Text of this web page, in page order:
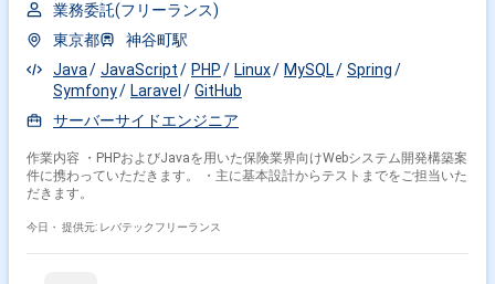
業務委託(フリーランス)
東京都
神谷町駅
Java
JavaScript PHP Linux MySQL
Spring
Symfony
Laravel
GitHub
サーバーサイドエンジニア
作業内容 ・PHPおよびJavaを用いた保険業界向けWebシステム開発構築案
件に携わっていただきます。 ・主に基本設計からテストまでをご担当いた
だきます。
今日・ 提供元: レバテックフリーランス